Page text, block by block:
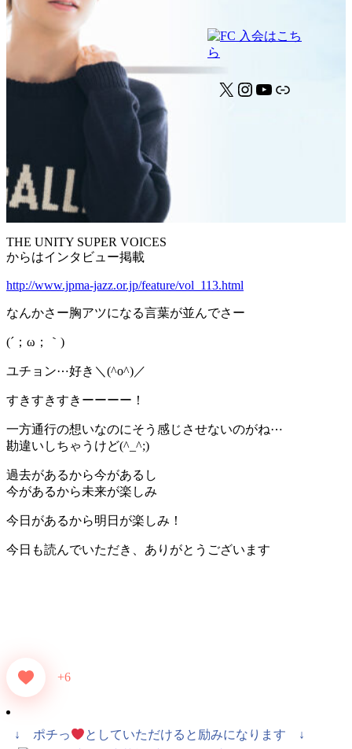
X Instagram YouTube リンク
THE UNITY SUPER VOICES
からはインタビュー掲載
http://www.jpma-jazz.or.jp/feature/vol_113.html
なんかさー胸アツになる言葉が並んでさー
(´；ω；｀)
ユチョン⋯好き＼(^o^)／
すきすきすきーーーー！
一方通行の想いなのにそう感じさせないのがね⋯
勘違いしちゃうけど(^_^;)
過去があるから今があるし
今があるから未来が楽しみ
今日があるから明日が楽しみ！
今日も読んでいただき、ありがとうございます
+6
↓ ポチっ としていただけると励みになります ↓